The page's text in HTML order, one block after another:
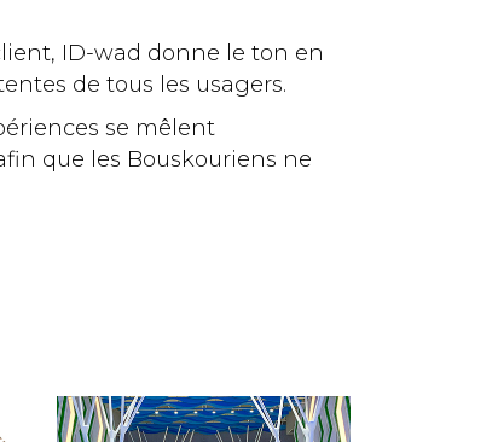
ID-wad donne le ton en
de tous les usagers.
se mêlent
que les Bouskouriens ne